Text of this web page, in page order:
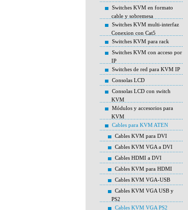
Switches KVM en formato
cable y sobremesa
Switches KVM multi-interfaz
Conexion con Cat5
Switches KVM para rack
Switches KVM con acceso por
IP
Switches de red para KVM IP
Consolas LCD
Consolas LCD con switch
KVM
Módulos y accesorios para
KVM
Cables para KVM ATEN
Cables KVM para DVI
Cables KVM VGA a DVI
Cables HDMI a DVI
Cables KVM para HDMI
Cables KVM VGA-USB
Cables KVM VGA USB y
PS2
Cables KVM VGA PS2